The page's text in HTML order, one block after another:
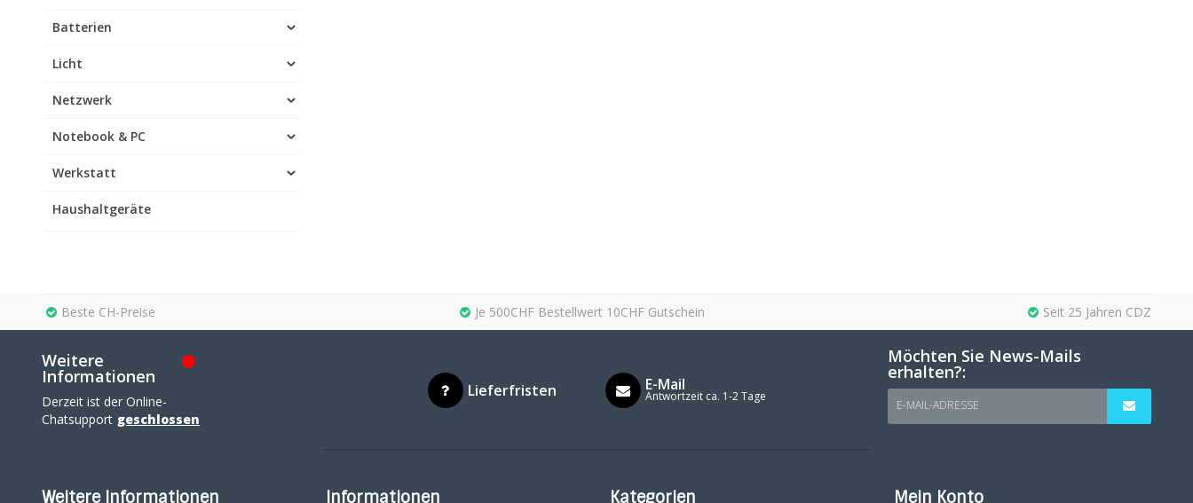
Batterien
Licht
Netzwerk
Notebook & PC
Werkstatt
Haushaltgeräte
Beste CH-Preise Je 500CHF Bestellwert 10CHF Gutschein Seit 25 Jahren CDZ
Weitere
Informationen
Derzeit ist der Online-
Chatsupport geschlossen
Lieferfristen E-Mail
Antwortzeit ca. 1-2 Tage
Möchten Sie News-Mails
erhalten?:
E-MAIL-ADRESSE
Weitere Informationen Informationen Kategorien Mein Konto